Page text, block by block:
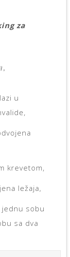
za
u
krevetom,
ležaja,
sobu
sa dva